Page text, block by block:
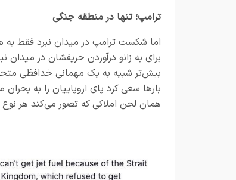
ترامپ؛ تنها در منطقه جنگی
اما شکست ترامپ در میدان نبرد فقط
برای به زانو درآوردن حریفشان در
بیش‌تر شبیه به یک مهمانی خدافظی
بارها سعی کرد پای اروپاییان را به
همان لحن املاکی که تصور می‌کند هر